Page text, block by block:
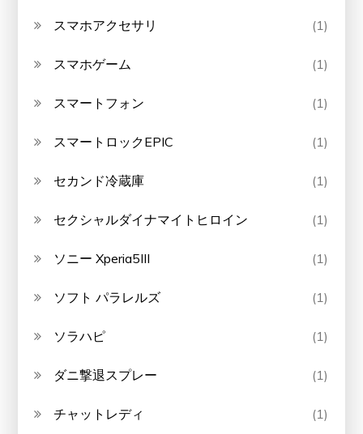
スマホアクセサリ (1)
スマホゲーム (1)
スマートフォン (1)
スマートロックEPIC (1)
セカンド冷蔵庫 (1)
セクシャルダイナマイトヒロイン (1)
ソニー Xperia5III (1)
ソフト パラレルズ (1)
ソラハピ (1)
ダニ撃退スプレー (1)
チャットレディ (1)